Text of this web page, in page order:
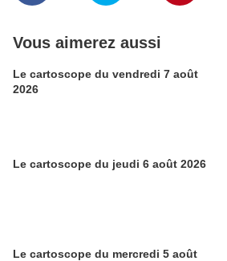
Vous aimerez aussi
Le cartoscope du vendredi 7 août
2026
Le cartoscope du jeudi 6 août 2026
Le cartoscope du mercredi 5 août